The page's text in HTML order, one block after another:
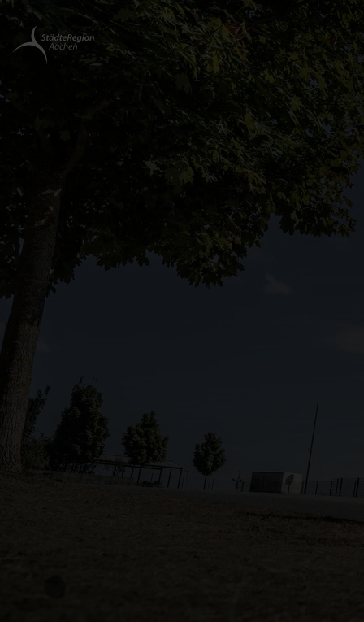
Zurück
zur
Startseite